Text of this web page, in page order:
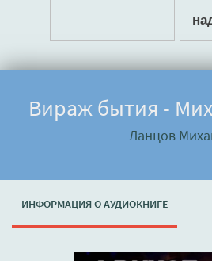
Вираж бытия -
Ланцов
ИНФОРМАЦИЯ О АУДИОКНИГЕ